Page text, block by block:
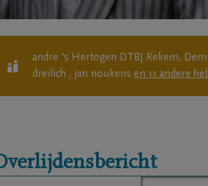
andre 's Hertogen DTBJ Rekem,
dreilich , jan noukens en 11 andere